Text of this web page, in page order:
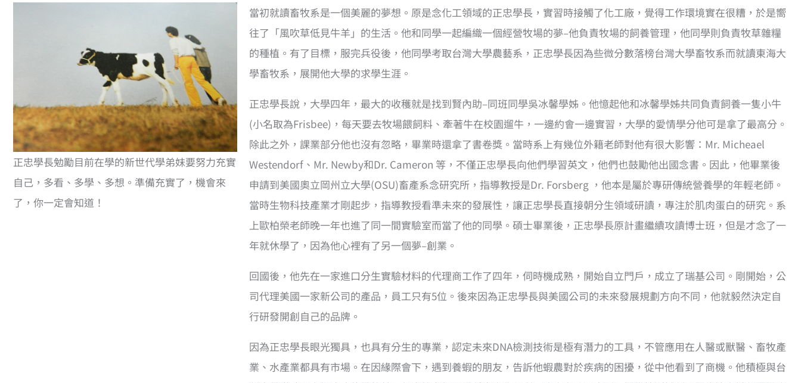
正忠學長勉勵目前在學的新世代學弟妹要努力充實
自己，多看、多學、多想。準備充實了，機會來
了，你一定會知道！
當初就讀畜牧系是一個美麗的夢想。原是念化工領域的正忠學長，實習時接觸了化工廠，覺得工作環境實在很糟，於是嚮
往了「風吹草低見牛羊」的生活。他和同學一起編織一個經營牧場的夢–他負責牧場的飼養管理，他同學則負責牧草雜糧
的種植。有了目標，服完兵役後，他同學考取台灣大學農藝系，正忠學長因為些微分數落榜台灣大學畜牧系而就讀東海大
學畜牧系，展開他大學的求學生涯。
正忠學長說，大學四年，最大的收穫就是找到賢內助–同班同學吳冰馨學姊。他憶起他和冰馨學姊共同負責飼養一隻小牛
(小名取為Frisbee)，每天要去牧場餵飼料、牽著牛在校園遛牛，一邊約會一邊實習，大學的愛情學分他可是拿了最高分。
除此之外，課業部分他也沒有忽略，畢業時還拿了書卷獎。當時系上有幾位外籍老師對他有很大影響：Mr. Micheael
Westendorf、Mr. Newby和Dr. Cameron 等，不僅正忠學長向他們學習英文，他們也鼓勵他出國念書。因此，他畢業後
申請到美國奧立岡州立大學(OSU)畜產系念研究所，指導教授是Dr. Forsberg ，他本是屬於專研傳統營養學的年輕老師。
當時生物科技產業才剛起步，指導教授看準未來的發展性，讓正忠學長直接朝分生領域研讀，專注於肌肉蛋白的研究。系
上歐柏榮老師晚一年也進了同一間實驗室而當了他的同學。碩士畢業後，正忠學長原計畫繼續攻讀博士班，但是才念了一
年就休學了，因為他心裡有了另一個夢–創業。
回國後，他先在一家進口分生實驗材料的代理商工作了四年，伺時機成熟，開始自立門戶，成立了瑞基公司。剛開始，公
司代理美國一家新公司的產品，員工只有5位。後來因為正忠學長與美國公司的未來發展規劃方向不同，他就毅然決定自
行研發開創自己的品牌。
因為正忠學長眼光獨具，也具有分生的專業，認定未來DNA檢測技術是極有潛力的工具，不管應用在人醫或獸醫、畜牧產
業、水產業都具有市場。在因緣際會下，遇到養蝦的朋友，告訴他蝦農對於疾病的困擾，從中他看到了商機。他積極與台